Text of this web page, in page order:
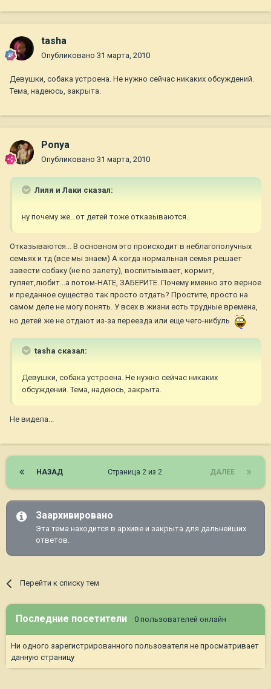
tasha
Опубликовано 31 марта, 2010
Девушки, собака устроена. Не нужно сейчас никаких обсуждений.
Тема, надеюсь, закрыта.
Ponya
Опубликовано 31 марта, 2010
Лиля и Лаки сказал:
ну почему же...от детей тоже отказываются..
Отказываются... В основном это происходит в неблагополучных
семьях и тд (все мы знаем) А когда нормальная семья решает
завести собаку (не по залету), воспитыывает, кормит,
гуляет,любит...а потом-НАТЕ, ЗАБЕРИТЕ. Почему именно это верное
и преданное существо так просто отдать? Простите, просто на
самом деле не могу понять. У всех в жизни есть трудные времена,
но детей же не отдают из-за переезда или еще чего-нибуль
tasha сказал:
Девушки, собака устроена. Не нужно сейчас никаких
обсуждений. Тема, надеюсь, закрыта.
Не видела...
НАЗАД ДАЛЕЕ
Страница 2 из 2
Заархивировано
Эта тема находится в архиве и закрыта для дальнейших
ответов.
Перейти к списку тем
Последние посетители 0 пользователей онлайн
Ни одного зарегистрированного пользователя не просматривает
данную страницу